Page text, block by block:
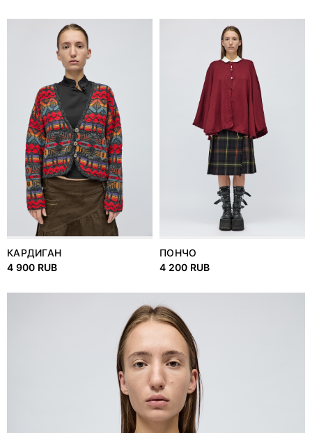
КАРДИГАН
4 900 RUB
ПОНЧО
4 200 RUB